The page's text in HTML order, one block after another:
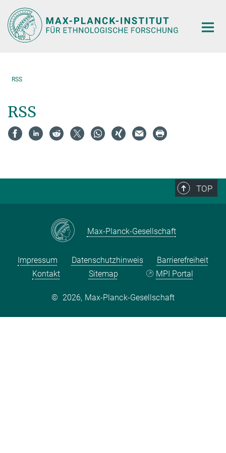
Hauptinhalt
RSS
RSS
TOP
Max-Planck-Gesellschaft
Impressum Datenschutzhinweis
Barrierefreiheit
Kontakt
Sitemap MPI Portal
© 2026, Max-Planck-Gesellschaft